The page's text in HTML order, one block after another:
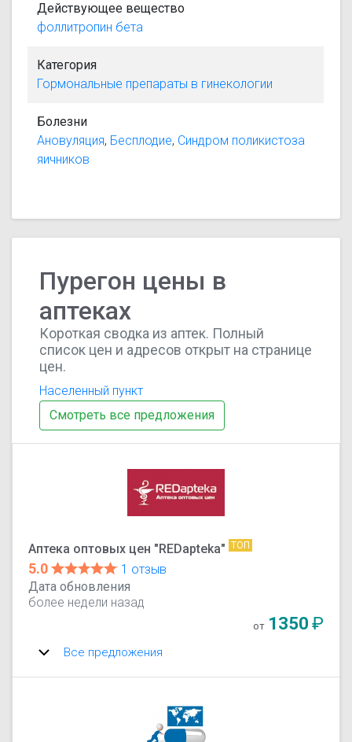
случае недостаточности сперматогенеза при
гипогонадотропном гипогонадизме
Действующее вещество
фоллитропин бета
Категория
Гормональные препараты в гинекологии
Болезни
Ановуляция, Бесплодие, Синдром поликистоза
яичников
Пурегон цены в
аптеках
Короткая сводка из аптек. Полный
список цен и адресов открыт на странице
цен.
Населенный пункт
Смотреть все предложения
Аптека оптовых цен "REDapteka" ТОП
5.0
1 отзыв
Дата обновления
более недели назад
от 1350₽
Все предложения